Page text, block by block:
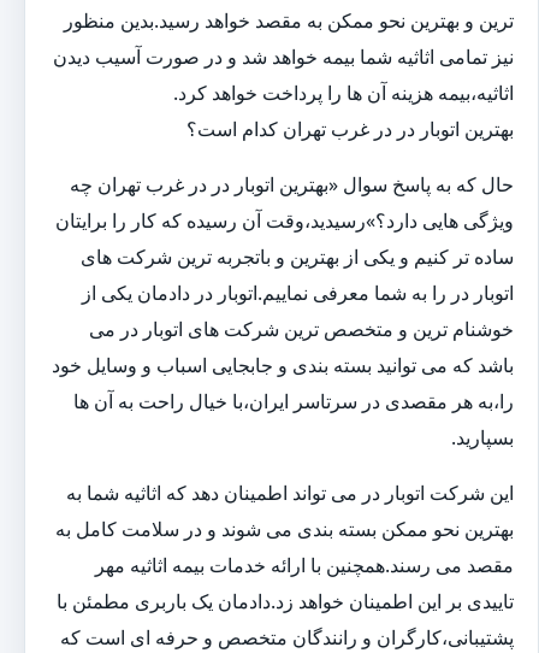
ترین و بهترین نحو ممکن به مقصد خواهد رسید.بدین منظور
نیز تمامی اثاثیه شما بیمه خواهد شد و در صورت آسیب دیدن
اثاثیه،بیمه هزینه آن ها را پرداخت خواهد کرد.
بهترین اتوبار در در غرب تهران کدام است؟
حال که به پاسخ سوال «بهترین اتوبار در در غرب تهران چه
ویژگی هایی دارد؟»رسیدید،وقت آن رسیده که کار را برایتان
ساده تر کنیم و یکی از بهترین و باتجربه ترین شرکت های
اتوبار در را به شما معرفی نماییم.اتوبار در دادمان یکی از
خوشنام ترین و متخصص ترین شرکت های اتوبار در می
باشد که می توانید بسته بندی و جابجایی اسباب و وسایل خود
را،به هر مقصدی در سرتاسر ایران،با خیال راحت به آن ها
بسپارید.
این شرکت اتوبار در می تواند اطمینان دهد که اثاثیه شما به
بهترین نحو ممکن بسته بندی می شوند و در سلامت کامل به
مقصد می رسند.همچنین با ارائه خدمات بیمه اثاثیه مهر
تاییدی بر این اطمینان خواهد زد.دادمان یک باربری مطمئن با
پشتیبانی،کارگران و رانندگان متخصص و حرفه ای است که